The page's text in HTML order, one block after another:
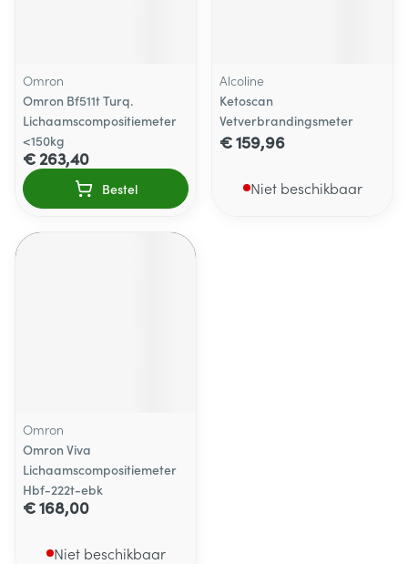
Omron
Omron Bf511t Turq.
Lichaamscompositiemeter
<150kg
€ 263,40
Bestel
Alcoline
Ketoscan
Vetverbrandingsmeter
€ 159,96
Niet beschikbaar
Omron
Omron Viva
Lichaamscompositiemeter
Hbf-222t-ebk
€ 168,00
Niet beschikbaar